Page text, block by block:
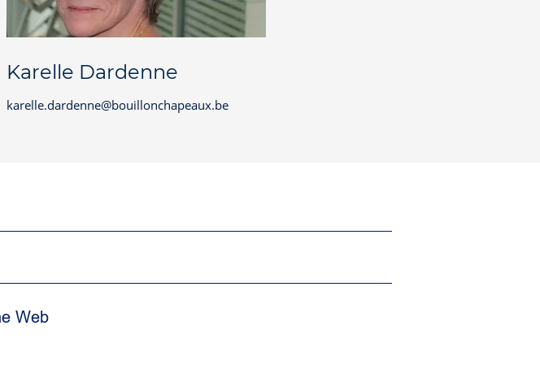
Karelle Dardenne
karelle.dardenne@bouillonchapeaux.be
Web